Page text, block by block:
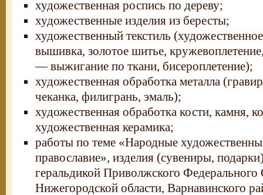
художественная роспись по дереву;
художественные изделия из бересты;
художественный текстиль
вышивка, золотое шитье,
— выжигание по ткани, бисероплетение);
художественная обработка металла
чеканка, филигрань, эмаль);
художественная обработка кости, камня,
художественная керамика;
работы по теме «Народные
православие», изделия (сувениры,
геральдикой Приволжского Федерального
Нижегородской области, Варнавинского